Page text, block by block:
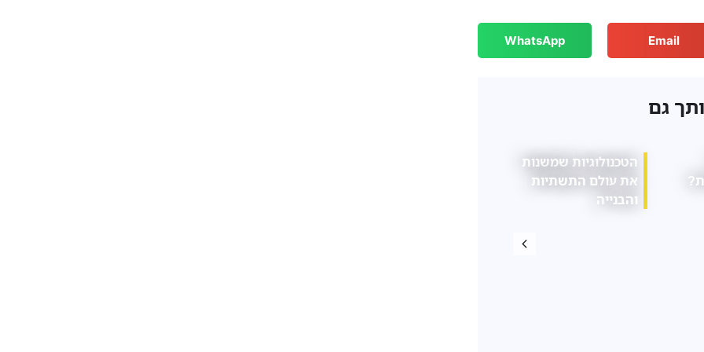
Email
WhatsApp
גם
הרגלים יומיומיים
קטנים שעלולים
להשפיע על בריאות